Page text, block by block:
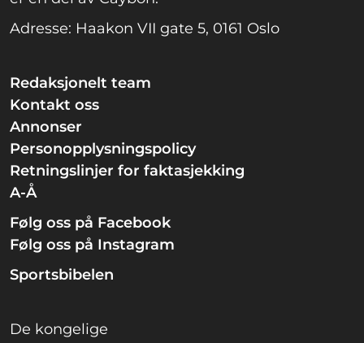
Adresse: Haakon VII gate 5, 0161 Oslo
Redaksjonelt team
Kontakt oss
Annonser
Personopplysningspolicy
Retningslinjer for faktasjekking
A-Å
Følg oss på Facebook
Følg oss på Instagram
Sportsbibelen
De kongelige